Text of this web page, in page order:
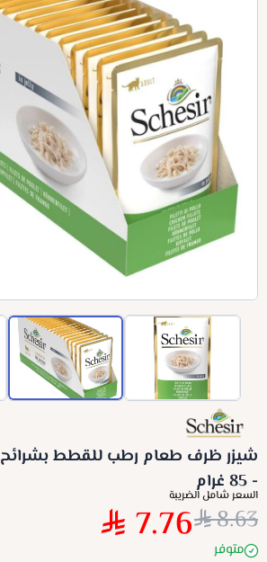
شيزر ظرف طعام رطب للقطط بشرائح
- 85 غرام
السعر شامل الضريبة
8.63
7.76
متوفر